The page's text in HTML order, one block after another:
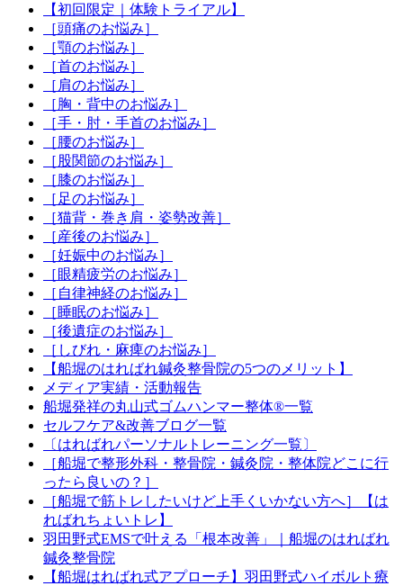
【初回限定｜体験トライアル】
［頭痛のお悩み］
［顎のお悩み］
［首のお悩み］
［肩のお悩み］
［胸・背中のお悩み］
［手・肘・手首のお悩み］
［腰のお悩み］
［股関節のお悩み］
［膝のお悩み］
［足のお悩み］
［猫背・巻き肩・姿勢改善］
［産後のお悩み］
［妊娠中のお悩み］
［眼精疲労のお悩み］
［自律神経のお悩み］
［睡眠のお悩み］
［後遺症のお悩み］
［しびれ・麻痺のお悩み］
【船堀のはればれ鍼灸整骨院の5つのメリット】
メディア実績・活動報告
船堀発祥の丸山式ゴムハンマー整体®︎一覧
セルフケア&改善ブログ一覧
〔はればれパーソナルトレーニング一覧〕
［船堀で整形外科・整骨院・鍼灸院・整体院どこに行
ったら良いの？］
［船堀で筋トレしたいけど上手くいかない方へ］【は
ればれちょいトレ】
羽田野式EMSで叶える「根本改善」｜船堀のはればれ
鍼灸整骨院
【船堀はればれ式アプローチ】羽田野式ハイボルト療